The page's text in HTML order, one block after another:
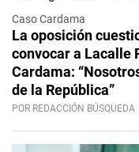
Caso Cardama
La oposición
convocar a Lacalle
Cardama:
de la República”
POR REDACCIÓN BÚSQUEDA